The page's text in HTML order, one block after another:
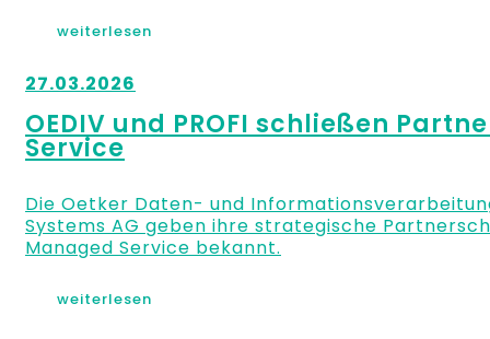
weiterlesen
27.03.2026
OEDIV und PROFI schließen
Service
Die Oetker Daten- und
Systems AG geben ihre strategische
Managed Service bekannt.
weiterlesen